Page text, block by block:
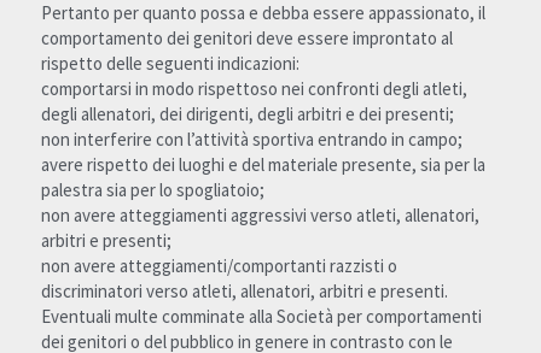
Pertanto per quanto possa e debba essere appassionato, il
comportamento dei genitori deve essere improntato al
rispetto delle seguenti indicazioni:
comportarsi in modo rispettoso nei confronti degli atleti,
degli allenatori, dei dirigenti, degli arbitri e dei presenti;
non interferire con l’attività sportiva entrando in campo;
avere rispetto dei luoghi e del materiale presente, sia per la
palestra sia per lo spogliatoio;
non avere atteggiamenti aggressivi verso atleti, allenatori,
arbitri e presenti;
non avere atteggiamenti/comportanti razzisti o
discriminatori verso atleti, allenatori, arbitri e presenti.
Eventuali multe comminate alla Società per comportamenti
dei genitori o del pubblico in genere in contrasto con le